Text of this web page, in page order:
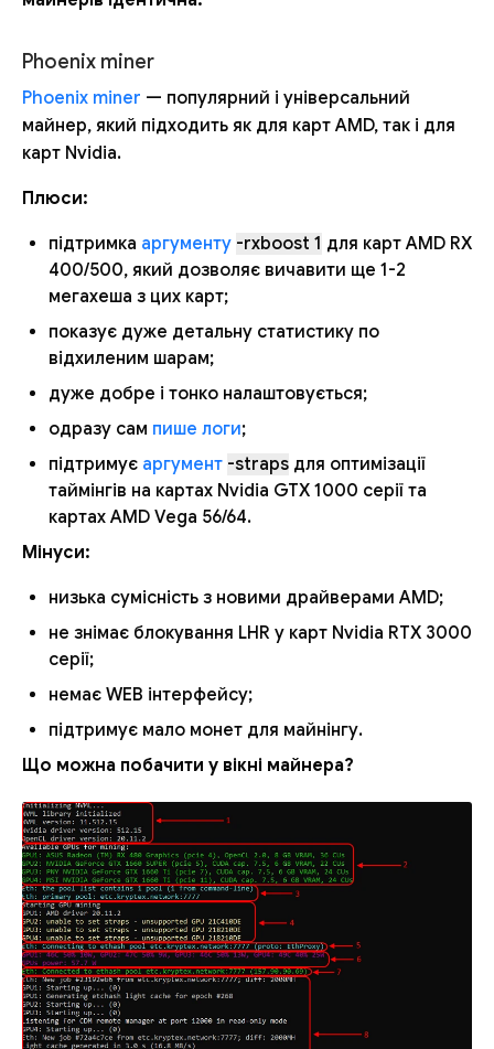
Phoenix miner
Phoenix miner — популярний і універсальний
майнер, який підходить як для карт AMD, так і для
карт Nvidia.
Плюси:
підтримка аргументу -rxboost 1 для карт AMD RX
400/500, який дозволяє вичавити ще 1-2
мегахеша з цих карт;
показує дуже детальну статистику по
відхиленим шарам;
дуже добре і тонко налаштовується;
одразу сам пише логи;
підтримує аргумент -straps для оптимізації
таймінгів на картах Nvidia GTX 1000 серії та
картах AMD Vega 56/64.
Мінуси:
низька сумісність з новими драйверами AMD;
не знімає блокування LHR у карт Nvidia RTX 3000
серії;
немає WEB інтерфейсу;
підтримує мало монет для майнінгу.
Що можна побачити у вікні майнера?